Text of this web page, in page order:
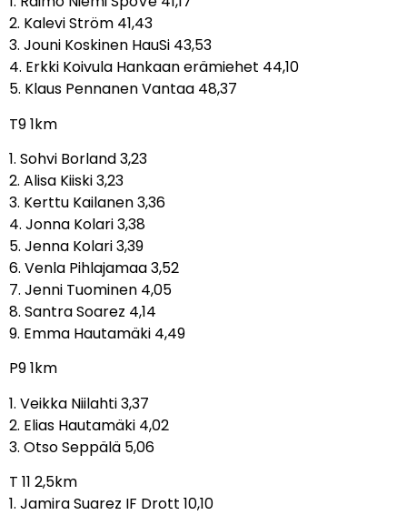
2. Kalevi Ström 41,43
3. Jouni Koskinen HauSi 43,53
4. Erkki Koivula Hankaan erämiehet 44,10
5. Klaus Pennanen Vantaa 48,37
T9 1km
1. Sohvi Borland 3,23
2. Alisa Kiiski 3,23
3. Kerttu Kailanen 3,36
4. Jonna Kolari 3,38
5. Jenna Kolari 3,39
6. Venla Pihlajamaa 3,52
7. Jenni Tuominen 4,05
8. Santra Soarez 4,14
9. Emma Hautamäki 4,49
P9 1km
1. Veikka Niilahti 3,37
2. Elias Hautamäki 4,02
3. Otso Seppälä 5,06
T 11 2,5km
1. Jamira Suarez IF Drott 10,10